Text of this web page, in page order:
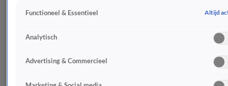
Functioneel & Essentieel Altijd
Analytisch
Advertising & Commercieel